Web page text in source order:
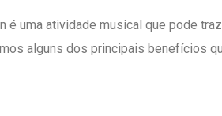
é uma atividade musical que pode
alguns dos principais benefícios